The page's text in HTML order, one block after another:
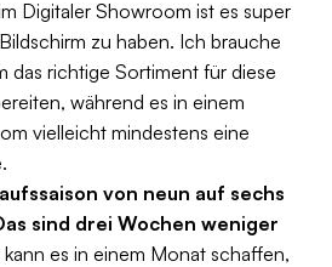
Digitaler Showroom ist es super
zu haben. Ich brauche
das richtige Sortiment für diese
während es in einem
vielleicht mindestens eine
von neun auf sechs
sind drei Wochen weniger
kann es in einem Monat schaffen,